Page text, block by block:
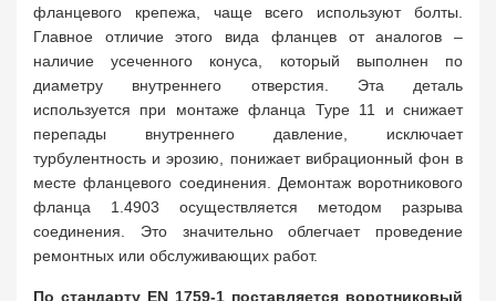
фланцевого крепежа, чаще всего используют болты.
Главное отличие этого вида фланцев от аналогов –
наличие усеченного конуса, который выполнен по
диаметру внутреннего отверстия. Эта деталь
используется при монтаже фланца Type 11 и снижает
перепады внутреннего давление, исключает
турбулентность и эрозию, понижает вибрационный фон в
месте фланцевого соединения. Демонтаж воротникового
фланца 1.4903 осуществляется методом разрыва
соединения. Это значительно облегчает проведение
ремонтных или обслуживающих работ.
По стандарту EN 1759-1 поставляется воротниковый